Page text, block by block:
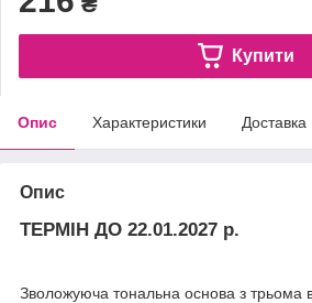
Купити
Опис Характеристики Доставка
Опис
ТЕРМІН ДО 22.01.2027 р.
Зволожуюча тональна основа з трьома